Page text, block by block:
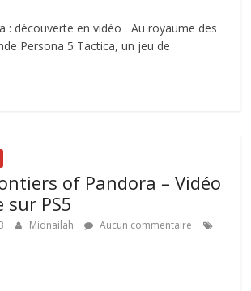
: découverte en vidéo Au royaume des
Persona 5 Tactica, un jeu de
of Pandora – Vidéo
sur PS5
Midnailah
Aucun commentaire